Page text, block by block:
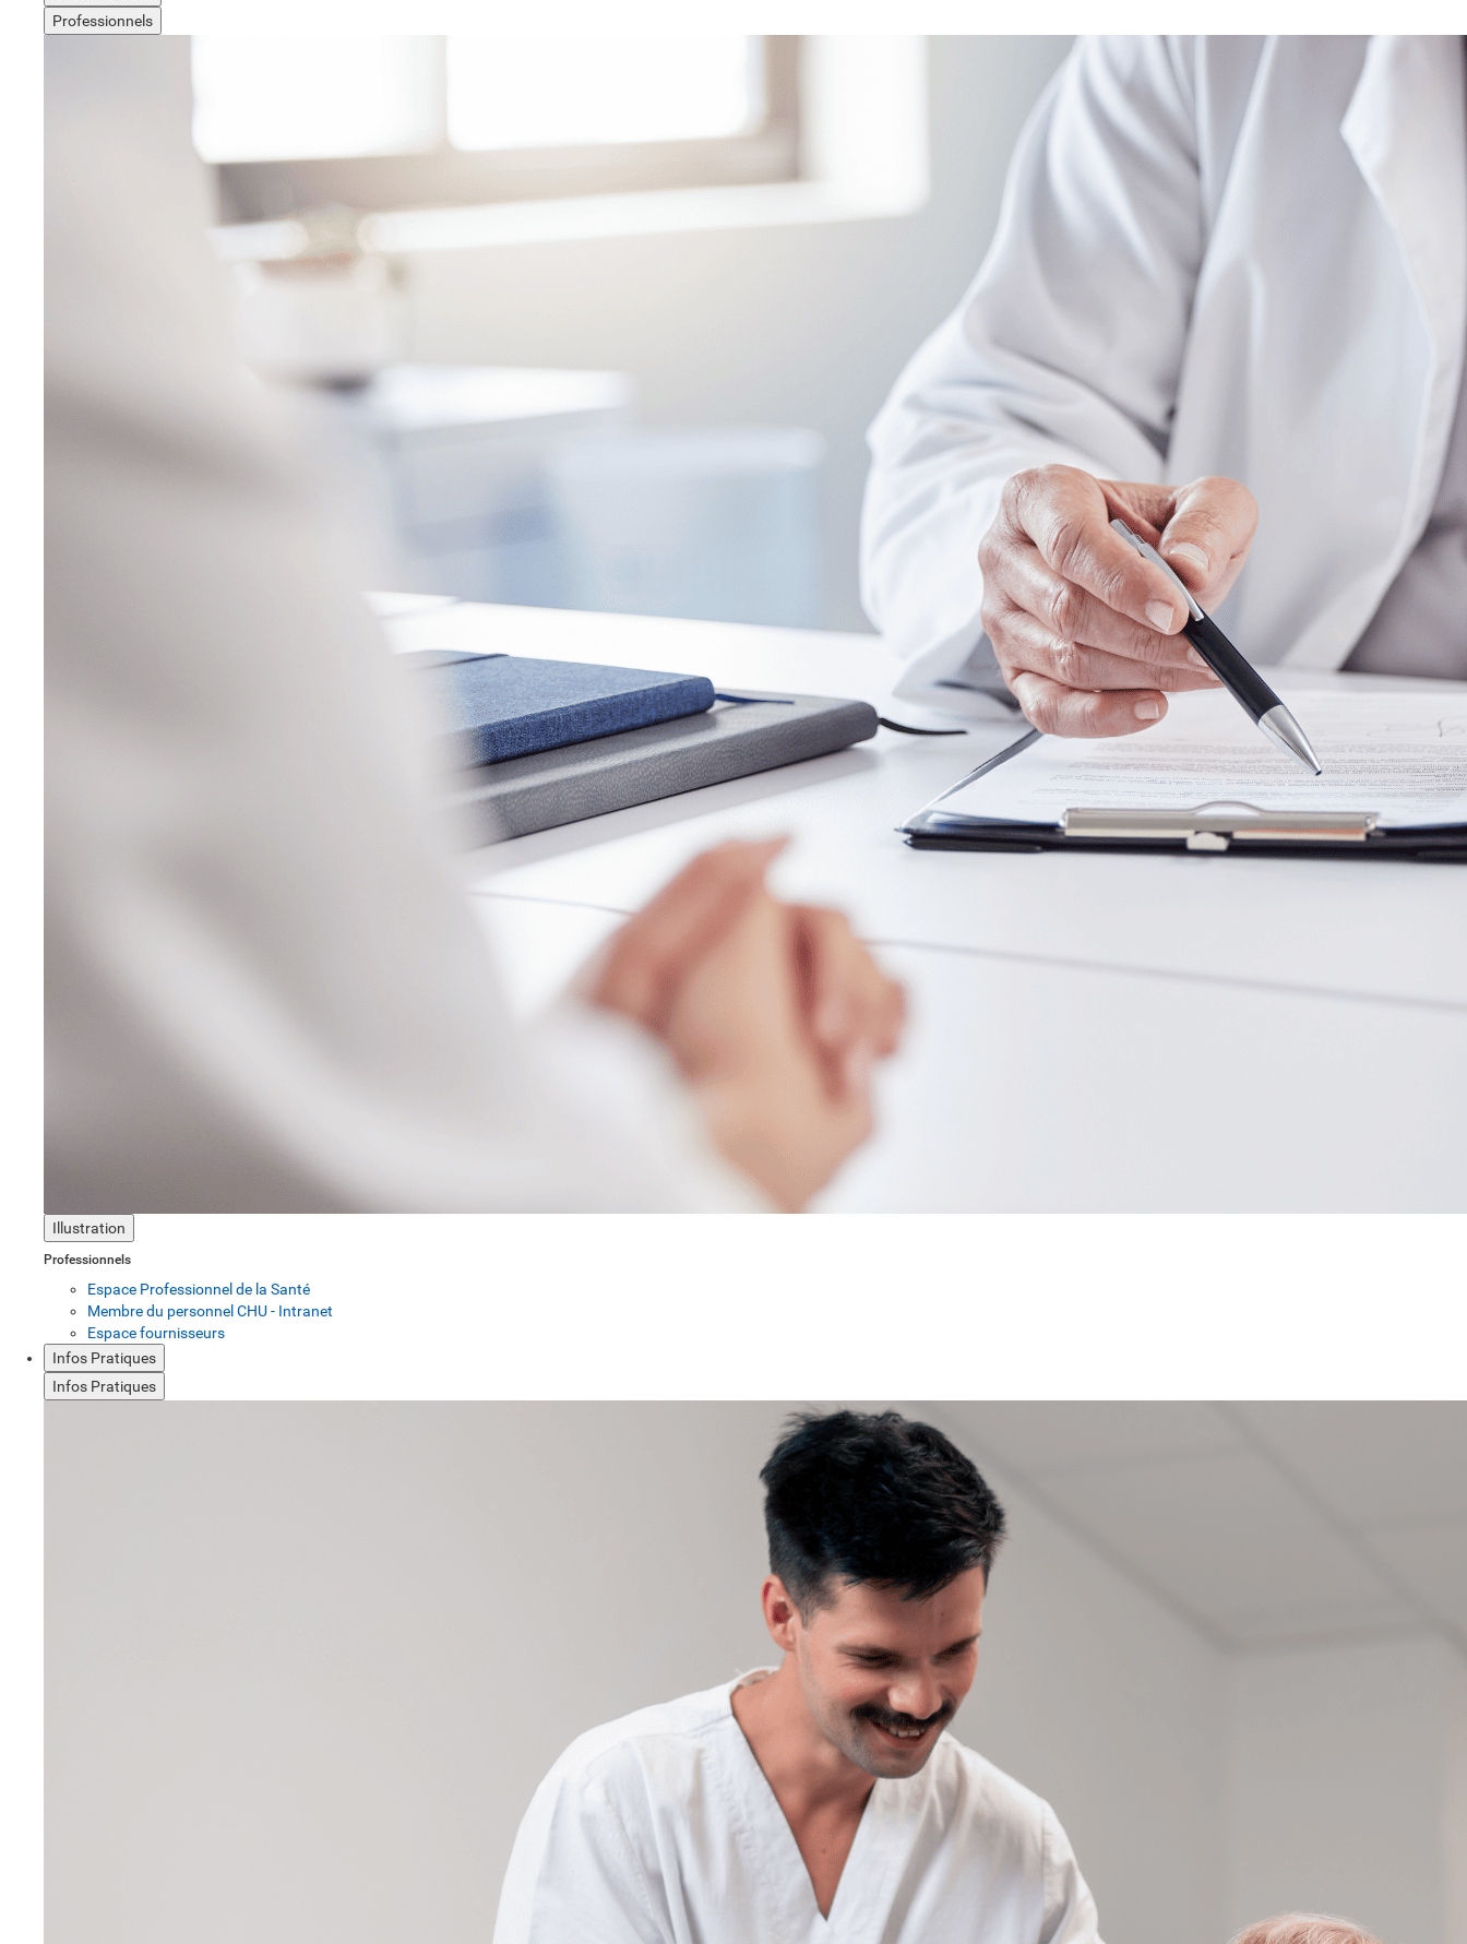
Professionnels
Illustration
Professionnels
Espace Professionnel de la Santé
Membre du personnel CHU - Intranet
Espace fournisseurs
Infos Pratiques
Infos Pratiques